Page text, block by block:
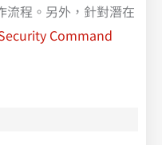
流程。另外，針對潛在
Command